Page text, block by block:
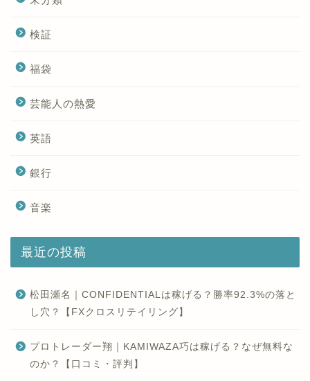
検証
福袋
芸能人の熱愛
英語
銀行
音楽
最近の投稿
松田瀬名｜CONFIDENTIALは稼げる？勝率92.3%の落と
し穴？【FXクロスリテイリング】
プロトレーダー翔｜KAMIWAZA巧は稼げる？なぜ無料な
のか？【口コミ・評判】